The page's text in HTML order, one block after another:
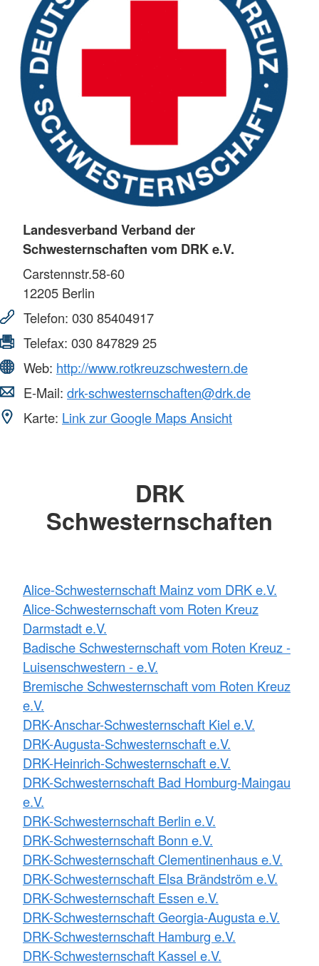
Landesverband Verband der
Schwesternschaften vom DRK e.V.
Carstennstr.58-60
12205 Berlin
Telefon: 030 85404917
Telefax: 030 847829 25
Web: http://www.rotkreuzschwestern.de
E-Mail: drk-schwesternschaften@drk.de
Karte: Link zur Google Maps Ansicht
DRK
Schwesternschaften
Alice-Schwesternschaft Mainz vom DRK e.V.
Alice-Schwesternschaft vom Roten Kreuz
Darmstadt e.V.
Badische Schwesternschaft vom Roten Kreuz -
Luisenschwestern - e.V.
Bremische Schwesternschaft vom Roten Kreuz
e.V.
DRK-Anschar-Schwesternschaft Kiel e.V.
DRK-Augusta-Schwesternschaft e.V.
DRK-Heinrich-Schwesternschaft e.V.
DRK-Schwesternschaft Bad Homburg-Maingau
e.V.
DRK-Schwesternschaft Berlin e.V.
DRK-Schwesternschaft Bonn e.V.
DRK-Schwesternschaft Clementinenhaus e.V.
DRK-Schwesternschaft Elsa Brändström e.V.
DRK-Schwesternschaft Essen e.V.
DRK-Schwesternschaft Georgia-Augusta e.V.
DRK-Schwesternschaft Hamburg e.V.
DRK-Schwesternschaft Kassel e.V.